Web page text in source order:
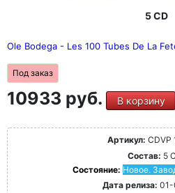
5 CD
Ole Bodega - Les 100 Tubes De La
Под заказ
10933 руб. В корзину
Артикул: CDVP
Состав: 5
Состояние: Новое.
Дата релиза: 01-